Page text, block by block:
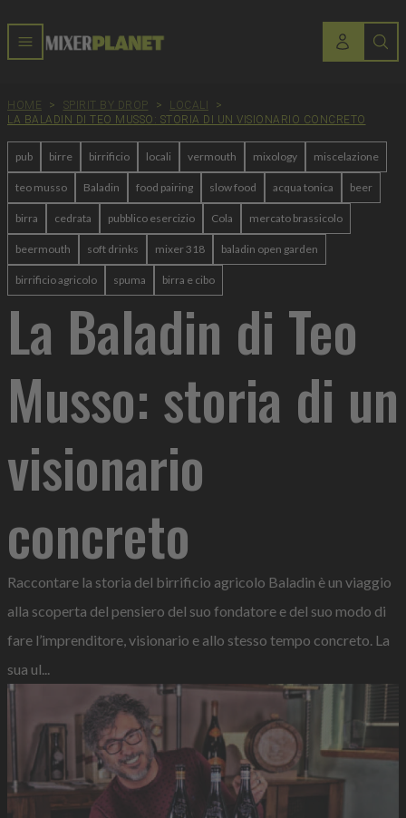
HOME > SPIRIT BY DROP > LOCALI
>
LA BALADIN DI TEO MUSSO: STORIA DI UN VISIONARIO CONCRETO
pub birre birrificio locali vermouth mixology miscelazione
teo musso Baladin food pairing slow food acqua tonica beer
birra cedrata pubblico esercizio Cola mercato brassicolo
beermouth soft drinks mixer 318 baladin open garden
birrificio agricolo spuma birra e cibo
La Baladin di Teo
Musso: storia di un
visionario
concreto
Raccontare la storia del birrificio agricolo Baladin è un viaggio
alla scoperta del pensiero del suo fondatore e del suo modo di
fare l’imprenditore, visionario e allo stesso tempo concreto. La
sua ul...